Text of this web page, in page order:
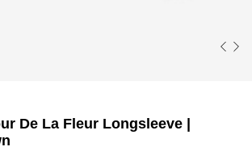
De La Fleur Longsleeve |